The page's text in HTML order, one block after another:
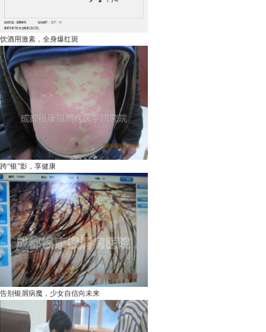
饮酒用激素，全身爆红斑
跨“银”影，享健康
告别银屑病魔，少女自信向未来